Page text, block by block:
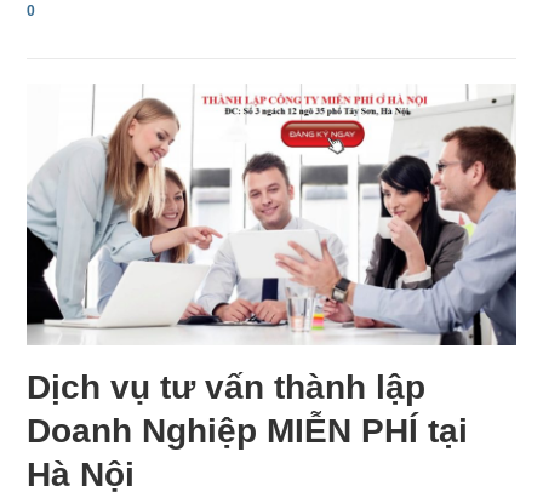
0
Dịch vụ tư vấn thành lập
Doanh Nghiệp MIỄN PHÍ tại
Hà Nội